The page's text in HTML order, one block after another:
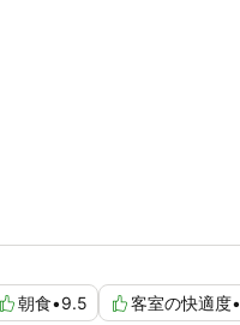
朝食•9.5 客室の快適度•